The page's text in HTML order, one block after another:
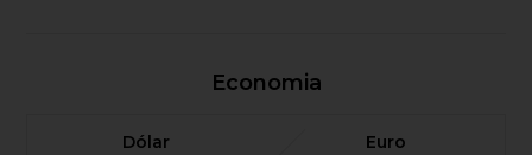
Economia
Dólar
Euro